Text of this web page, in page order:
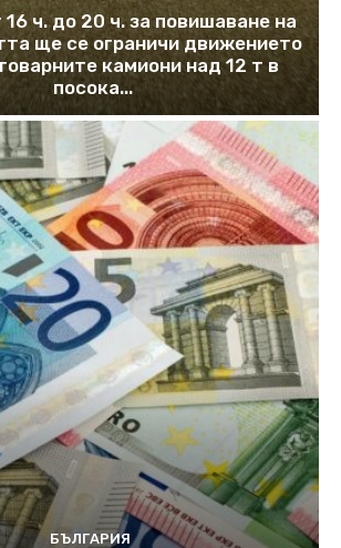
ч. до 20 ч. за повишаване на
ще се ограничи движението
камиони над 12 т в
посока...
БЪЛГАРИЯ